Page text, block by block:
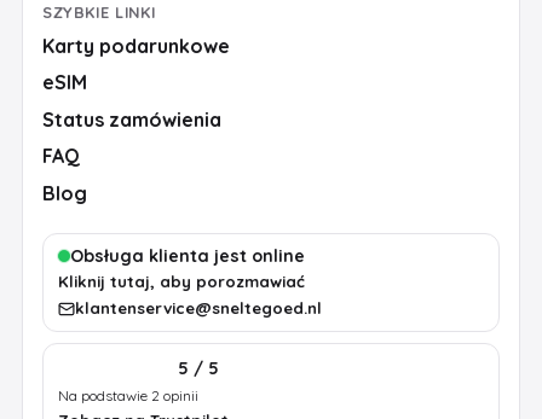
SZYBKIE LINKI
Karty podarunkowe
eSIM
Status zamówienia
FAQ
Blog
Obsługa klienta jest online
Kliknij tutaj, aby porozmawiać
klantenservice@sneltegoed.nl
5 / 5
Na podstawie 2 opinii